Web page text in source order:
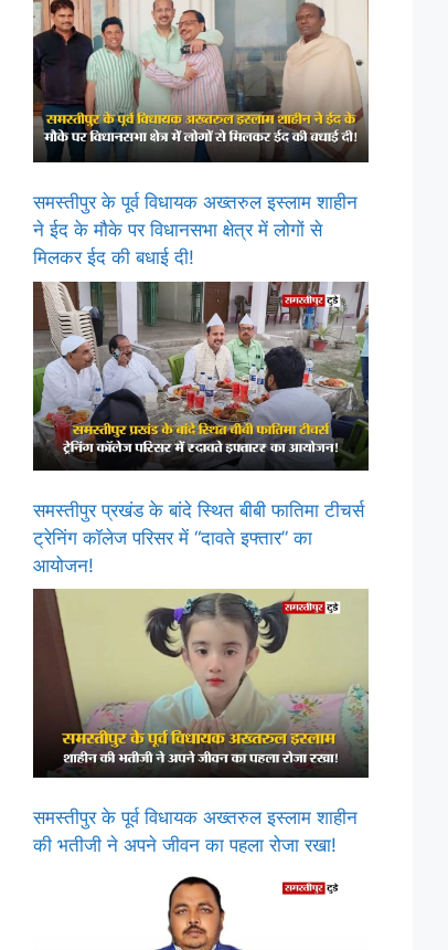
समस्तीपुर के पूर्व विधायक अख्तरुल इस्लाम शाहीन
ने ईद के मौके पर विधानसभा क्षेत्र में लोगों से
मिलकर ईद की बधाई दी!
समस्तीपुर प्रखंड के बांदे स्थित बीबी फातिमा टीचर्स
ट्रेनिंग कॉलेज परिसर में “दावते इफ्तार” का
आयोजन!
समस्तीपुर के पूर्व विधायक अख्तरुल इस्लाम शाहीन
की भतीजी ने अपने जीवन का पहला रोजा रखा!